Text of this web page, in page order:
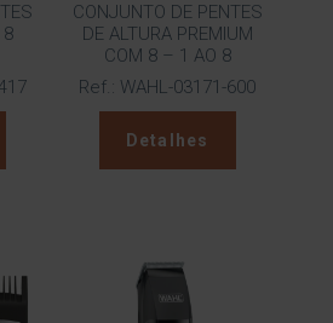
8
CONJUNTO DE PENTES
DE ALTURA PREMIUM
COM 8 – 1 AO 8
Ref.: WAHL-03171-600
Detalhes